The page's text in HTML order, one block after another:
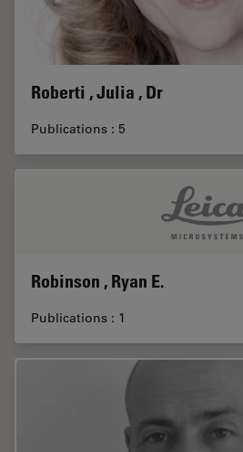
Roberti , Julia , Dr
Publications : 5
Robinson , Ryan E.
Publications : 1